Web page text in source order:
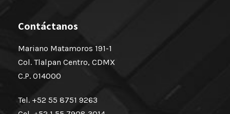
Contáctanos
Mariano Matamoros 191-1
Col. Tlalpan Centro, CDMX
C.P. 014000
Tel. +52 55 8751 9263